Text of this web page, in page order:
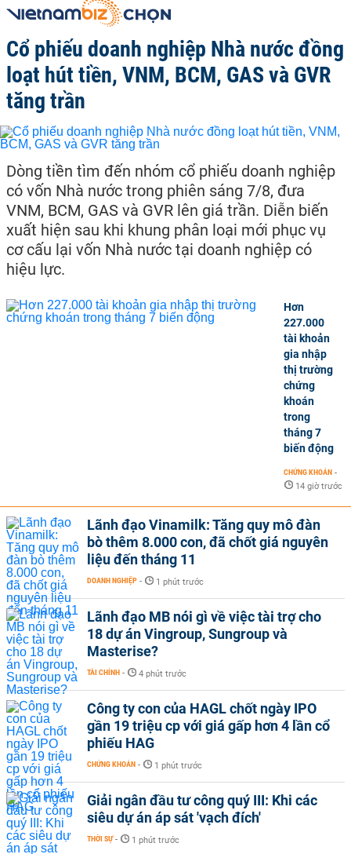
Cổ phiếu doanh nghiệp Nhà nước đồng
loạt hút tiền, VNM, BCM, GAS và GVR
tăng trần
Dòng tiền tìm đến nhóm cổ phiếu doanh nghiệp
có vốn Nhà nước trong phiên sáng 7/8, đưa
VNM, BCM, GAS và GVR lên giá trần. Diễn biến
xuất hiện sau khi khung phân loại mới phục vụ
cơ cấu lại vốn Nhà nước tại doanh nghiệp có
hiệu lực.
Hơn
227.000
tài khoản
gia nhập
thị trường
chứng
khoán
trong
tháng 7
biến động
CHỨNG KHOÁN -
14 giờ trước
Lãnh đạo Vinamilk: Tăng quy mô đàn
bò thêm 8.000 con, đã chốt giá nguyên
liệu đến tháng 11
DOANH NGHIỆP - 1 phút trước
Lãnh đạo MB nói gì về việc tài trợ cho
18 dự án Vingroup, Sungroup và
Masterise?
TÀI CHÍNH - 4 phút trước
Công ty con của HAGL chốt ngày IPO
gần 19 triệu cp với giá gấp hơn 4 lần cổ
phiếu HAG
CHỨNG KHOÁN - 1 phút trước
Giải ngân đầu tư công quý III: Khi các
siêu dự án áp sát 'vạch đích'
THỜI SỰ - 1 phút trước